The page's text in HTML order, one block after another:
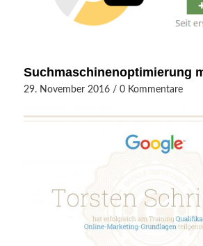
Suchmaschinenoptimierung
29. November 2016 / 0 Kommentare